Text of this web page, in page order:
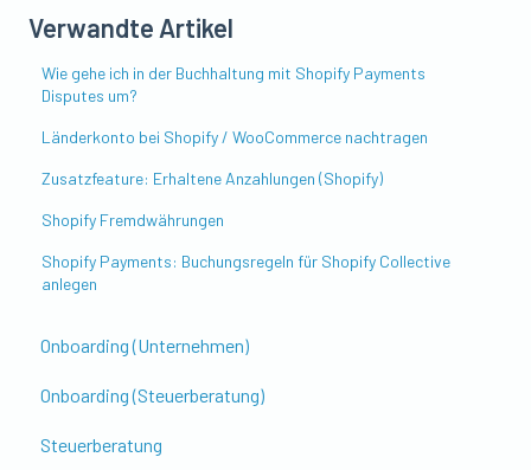
Verwandte Artikel
Wie gehe ich in der Buchhaltung mit Shopify Payments
Disputes um?
Länderkonto bei Shopify / WooCommerce nachtragen
Zusatzfeature: Erhaltene Anzahlungen (Shopify)
Shopify Fremdwährungen
Shopify Payments: Buchungsregeln für Shopify Collective
anlegen
Onboarding (Unternehmen)
Onboarding (Steuerberatung)
Steuerberatung